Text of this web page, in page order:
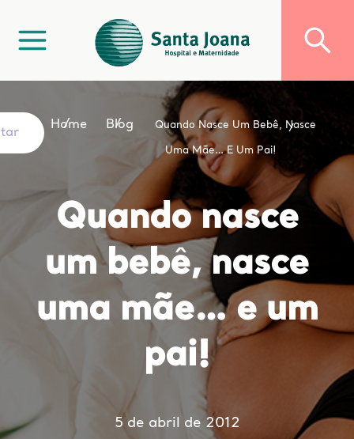
Home Blog Quando Nasce Um Bebê, Nasce
Uma Mãe… E Um Pai!
Quando nasce
um bebê, nasce
uma mãe… e um
pai!
5 de abril de 2012